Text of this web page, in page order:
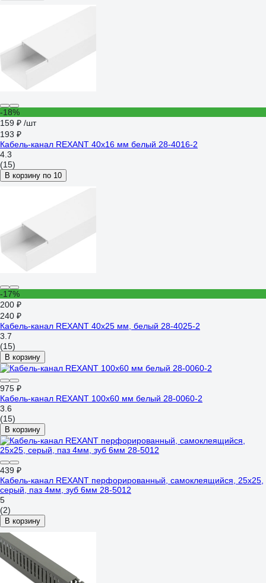
-18%
159 ₽ /шт
193 ₽
Кабель-канал REXANT 40x16 мм белый 28-4016-2
4.3
(15)
В корзину по 10
-17%
200 ₽
240 ₽
Кaбель-канал REXANT 40x25 мм, белый 28-4025-2
3.7
(15)
В корзину
975 ₽
Кабель-канал REXANT 100x60 мм белый 28-0060-2
3.6
(15)
В корзину
439 ₽
Кабель-канал REXANT перфорированный, самоклеящийся, 25x25,
серый, паз 4мм, зуб 6мм 28-5012
5
(2)
В корзину